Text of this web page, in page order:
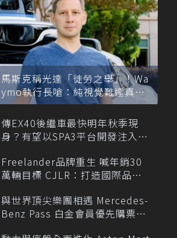
馬斯克稱光達「徒勞之舉」！Wa
ymo執行長嗆：純視覺難達真正
自動駕駛
傳EX40後繼車最快明年秋季現
身？有望以SPA3平台開發注入80
Freelander品牌重生 喊年銷30
萬輛目標 CJLR：打造國際品牌
與世界頂尖樂團相遇 Mercedes-
Benz Pass 白金會員優先購票維